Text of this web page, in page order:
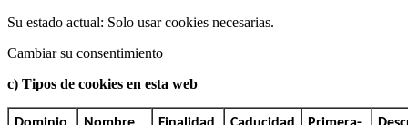
Su estado actual: Solo usar cookies necesarias.
Cambiar su consentimiento
c) Tipos de cookies en esta web